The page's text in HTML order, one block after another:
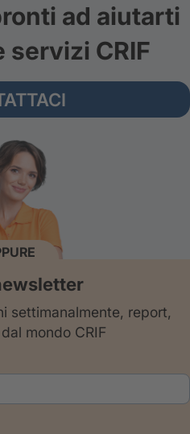
ad aiutarti
servizi CRIF
settimanalmente, report,
mondo CRIF